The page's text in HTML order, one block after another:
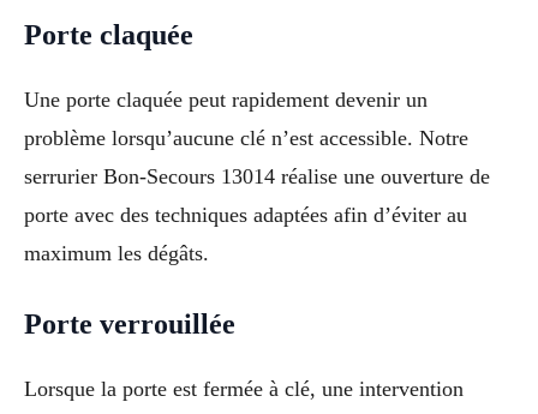
Porte claquée
Une porte claquée peut rapidement devenir un
problème lorsqu’aucune clé n’est accessible. Notre
serrurier Bon-Secours 13014 réalise une ouverture de
porte avec des techniques adaptées afin d’éviter au
maximum les dégâts.
Porte verrouillée
Lorsque la porte est fermée à clé, une intervention